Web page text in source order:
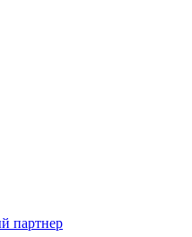
партнер